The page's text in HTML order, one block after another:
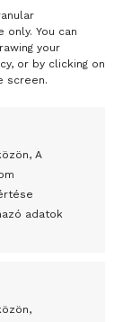
You can
your
or by clicking on
screen.
A
adatok